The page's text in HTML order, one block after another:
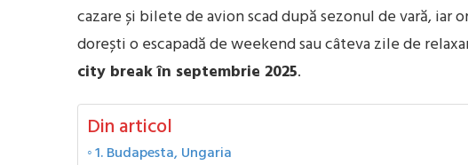
cazare și bilete de avion scad după sezonul de vară, iar
dorești o escapadă de weekend sau câteva zile de
city break în septembrie 2025.
Din articol
1. Budapesta, Ungaria